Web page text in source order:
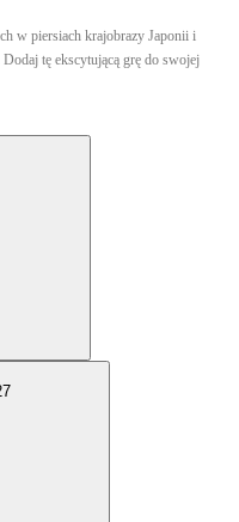
w piersiach krajobrazy Japonii i
tę ekscytującą grę do swojej